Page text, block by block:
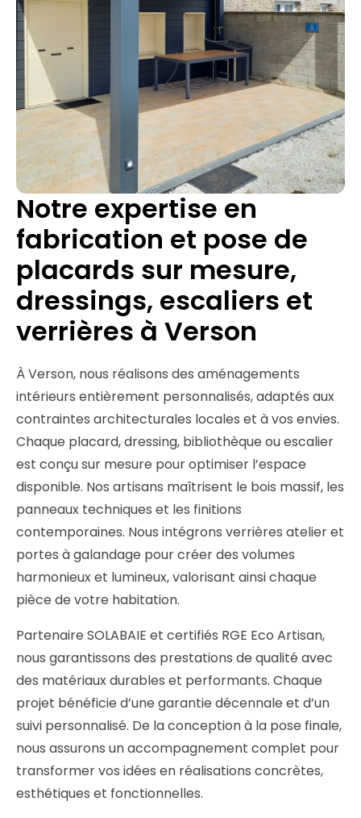
Notre expertise en
fabrication et pose de
placards sur mesure,
dressings, escaliers et
verrières à Verson
À Verson, nous réalisons des aménagements
intérieurs entièrement personnalisés, adaptés aux
contraintes architecturales locales et à vos envies.
Chaque placard, dressing, bibliothèque ou escalier
est conçu sur mesure pour optimiser l’espace
disponible. Nos artisans maîtrisent le bois massif, les
panneaux techniques et les finitions
contemporaines. Nous intégrons verrières atelier et
portes à galandage pour créer des volumes
harmonieux et lumineux, valorisant ainsi chaque
pièce de votre habitation.
Partenaire SOLABAIE et certifiés RGE Eco Artisan,
nous garantissons des prestations de qualité avec
des matériaux durables et performants. Chaque
projet bénéficie d’une garantie décennale et d’un
suivi personnalisé. De la conception à la pose finale,
nous assurons un accompagnement complet pour
transformer vos idées en réalisations concrètes,
esthétiques et fonctionnelles.